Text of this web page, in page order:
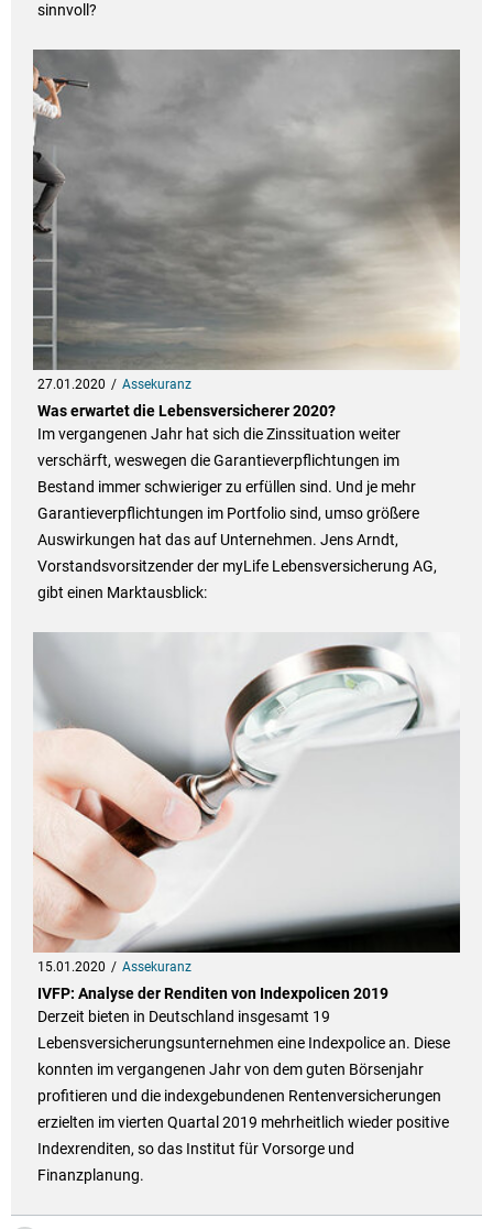
sinnvoll?
27.01.2020 Assekuranz
Was erwartet die Lebensversicherer 2020?
Im vergangenen Jahr hat sich die Zinssituation weiter
verschärft, weswegen die Garantieverpflichtungen im
Bestand immer schwieriger zu erfüllen sind. Und je mehr
Garantieverpflichtungen im Portfolio sind, umso größere
Auswirkungen hat das auf Unternehmen. Jens Arndt,
Vorstandsvorsitzender der myLife Lebensversicherung AG,
gibt einen Marktausblick:
15.01.2020 Assekuranz
IVFP: Analyse der Renditen von Indexpolicen 2019
Derzeit bieten in Deutschland insgesamt 19
Lebensversicherungsunternehmen eine Indexpolice an. Diese
konnten im vergangenen Jahr von dem guten Börsenjahr
profitieren und die indexgebundenen Rentenversicherungen
erzielten im vierten Quartal 2019 mehrheitlich wieder positive
Indexrenditen, so das Institut für Vorsorge und
Finanzplanung.